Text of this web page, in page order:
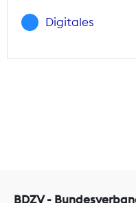
Digitales
BDZV -